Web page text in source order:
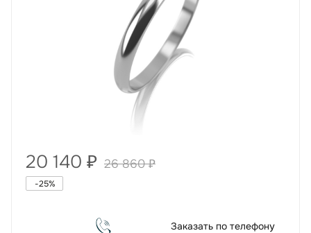
20 140 ₽ 26 860₽
-25%
Заказать по телефону